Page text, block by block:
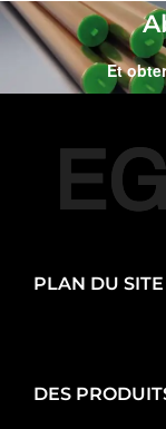
Et
PLAN DU SITE
DES